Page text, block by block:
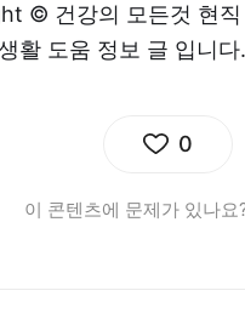
© 건강의 모든것 현직
활 도움 정보 글 입니다.
0
이 콘텐츠에 문제가 있나요